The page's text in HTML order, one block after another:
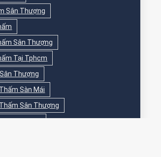
Sân Thượng
Sân Thượng
Tại Tphcm
Thượng
Sàn Mái
Sân Thượng